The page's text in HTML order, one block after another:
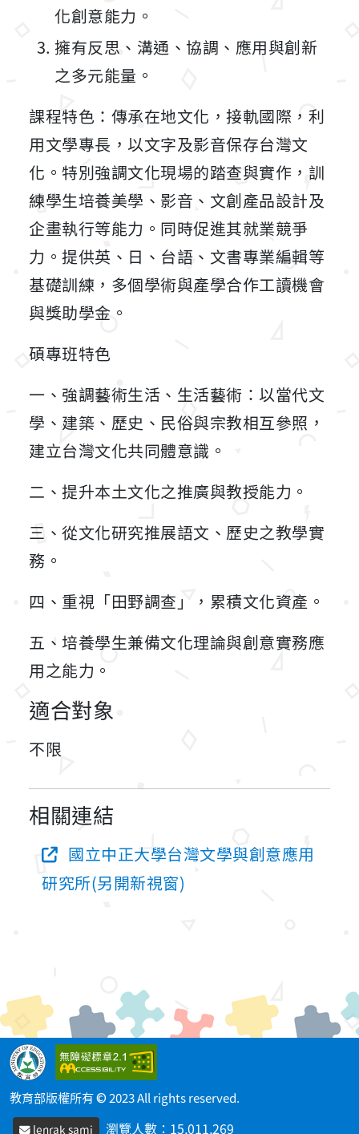
化創意能力。
擁有反思、溝通、協調、應用與創新
之多元能量。
課程特色：傳承在地文化，接軌國際，利
用文學專長，以文字及影音保存台灣文
化。特別強調文化現場的踏查與實作，訓
練學生培養美學、影音、文創產品設計及
企畫執行等能力。同時促進其就業競爭
力。提供英、日、台語、文書專業編輯等
基礎訓練，多個學術與產學合作工讀機會
與獎助學金。
碩專班特色
一、強調藝術生活、生活藝術：以當代文
學、建築、歷史、民俗與宗教相互參照，
建立台灣文化共同體意識。
二、提升本土文化之推廣與教授能力。
三、從文化研究推展語文、歷史之教學實
務。
四、重視「田野調查」，累積文化資產。
五、培養學生兼備文化理論與創意實務應
用之能力。
適合對象
不限
相關連結
國立中正大學台灣文學與創意應用
研究所(另開新視窗)
教育部版權所有 © 2023 All rights reserved.
lenrak sami 瀏覽人數： 15,011,269